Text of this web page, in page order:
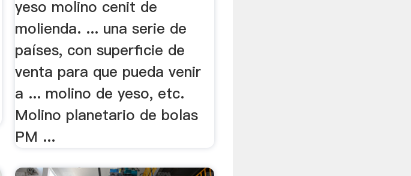
yeso molino cenit de
molienda. ... una serie de
países, con superficie de
venta para que pueda venir
a ... molino de yeso, etc.
Molino planetario de bolas
PM ...